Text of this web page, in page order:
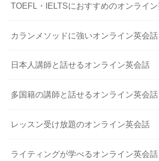
TOEFL・IELTSにおすすめのオンライ
カランメソッドに強いオンライン英会話
日本人講師と話せるオンライン英会話
多国籍の講師と話せるオンライン英会話
レッスン受け放題のオンライン英会話
ライティングが学べるオンライン英会話